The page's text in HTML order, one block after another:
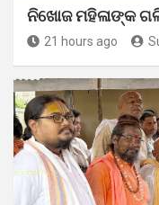
ନିଖୋଜ ମହିଳାଙ୍କ
21 hours ago